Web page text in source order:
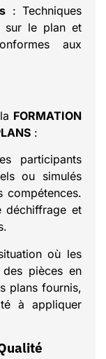
: Techniques
sur le plan et
aux
FORMATION
:
participants
ou simulés
compétences.
déchiffrage et
où les
pièces en
plans fournis,
à appliquer